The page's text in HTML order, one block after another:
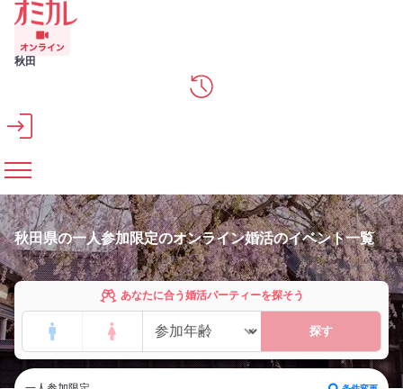
メインコンテンツへスキップ
秋田
秋田県の一人参加限定のオンライン婚活のイベント一覧
あなたに合う婚活パーティーを探そう
探す